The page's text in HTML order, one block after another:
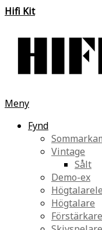
Hifi Kit
Meny
Fynd
Vintage
Sålt
Demo-ex
Högtalare
Förstärkare